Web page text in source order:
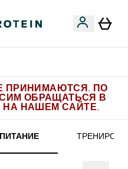
ПРИНИМАЮТСЯ. ПО
ОБРАЩАТЬСЯ В
НА НАШЕМ САЙТЕ.